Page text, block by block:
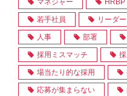
若手社員 リーダー
人事 部署
採用ミスマッチ
場当たり的な採用
応募が集まらない